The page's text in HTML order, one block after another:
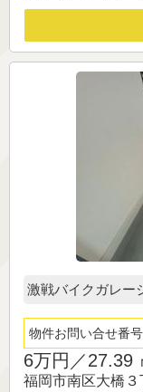
激戦バイクガレー
物件お問い合せ番号
6万円／27.39
福岡市南区大橋３